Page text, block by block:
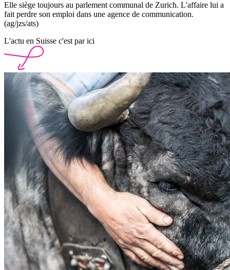
Elle siège toujours au parlement communal de Zurich. L'affaire lui a
fait perdre son emploi dans une agence de communication.
(ag/jzs/ats)
L'actu en Suisse c'est par ici